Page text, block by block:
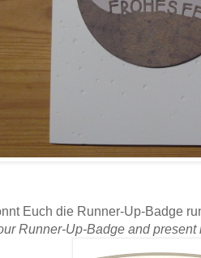
Euch die Runner-Up-Badge
Runner-Up-Badge and present